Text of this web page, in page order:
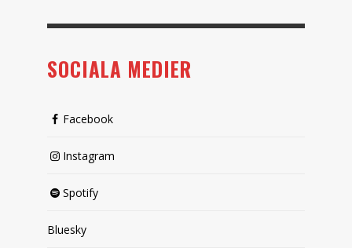
SOCIALA MEDIER
Facebook
Instagram
Spotify
Bluesky